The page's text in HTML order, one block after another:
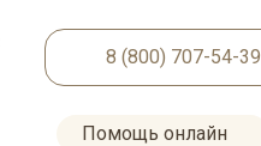
8 (800) 707-54-39
Помощь онлайн